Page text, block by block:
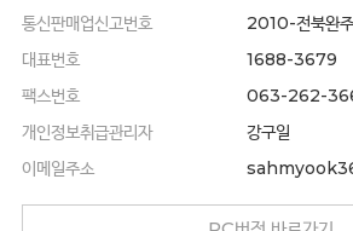
통신판매업신고번호
2010-전북완
대표번호
1688-3679
팩스번호
063-262-
개인정보취급관리자
강구일
이메일주소